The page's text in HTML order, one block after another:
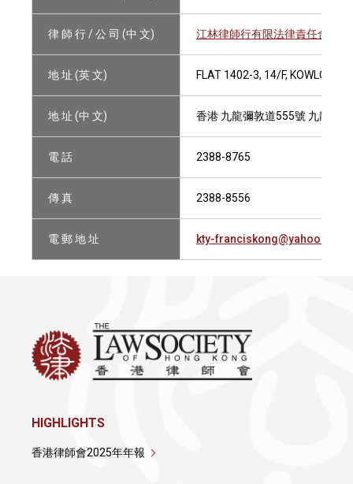
律 師 行 / 公 司 (中 文) 江林律師行有限法律責任合夥
地 址 (英 文) FLAT 1402-3, 14/F, KOWLOON
地 址 (中 文) 香港 九龍彌敦道555號 九龍行
電 話 2388-8765
傳 真 2388-8556
電 郵 地 址 kty-
HIGHLIGHTS
香港律師會2025年年報